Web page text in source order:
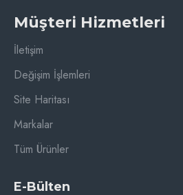
Müşteri Hizmetleri
İletişim
Değişim İşlemleri
Site Haritası
Markalar
Tüm Ürünler
E-Bülten